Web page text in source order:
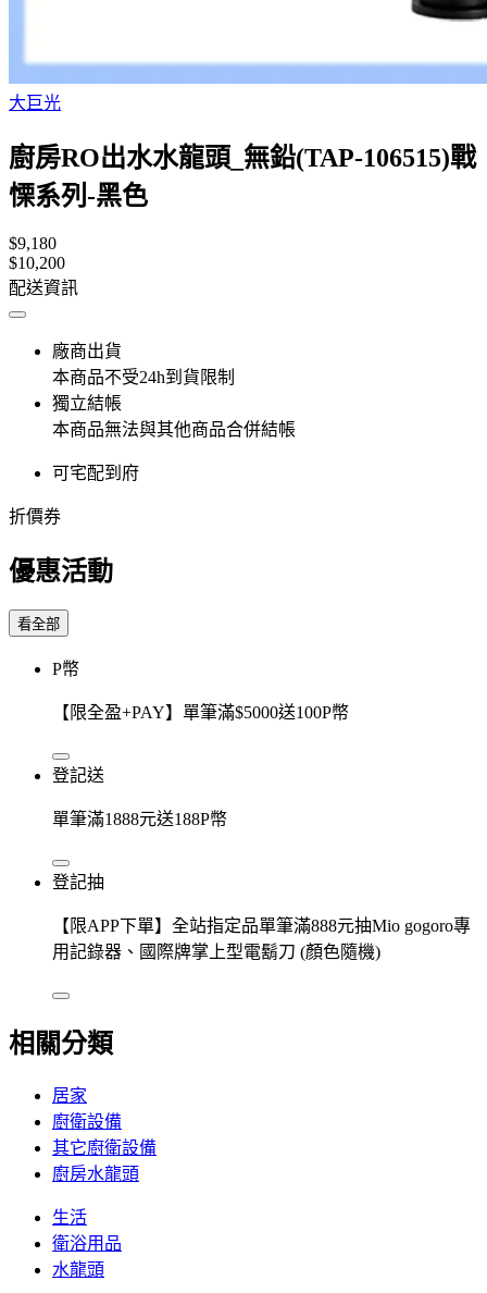
大巨光
廚房RO出水水龍頭_無鉛(TAP-106515)戰
慄系列-黑色
$9,180
$10,200
配送資訊
廠商出貨
本商品不受24h到貨限制
獨立結帳
本商品無法與其他商品合併結帳
可宅配到府
折價券
優惠活動
看全部
P幣
【限全盈+PAY】單筆滿$5000送100P幣
登記送
單筆滿1888元送188P幣
登記抽
【限APP下單】全站指定品單筆滿888元抽Mio gogoro專
用記錄器、國際牌掌上型電鬍刀 (顏色隨機)
相關分類
居家
廚衛設備
其它廚衛設備
廚房水龍頭
生活
衛浴用品
水龍頭